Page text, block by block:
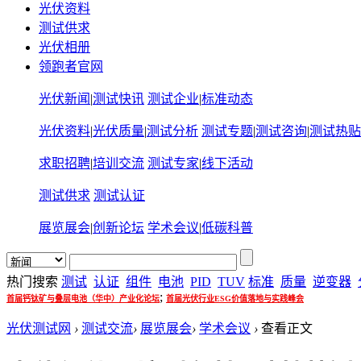
光伏资料
测试供求
光伏相册
领跑者官网
光伏新闻 |测试快讯 测试企业|标准动态
光伏资料|光伏质量|测试分析 测试专题|测试咨询|测试热贴
求职招聘|培训交流 测试专家|线下活动
测试供求 测试认证
展览展会|创新论坛 学术会议|低碳科普
热门搜索 测试 认证 组件 电池 PID TUV 标准 质量 逆变器
首届钙钛矿与叠层电池（华中）产业化论坛; 首届光伏行业ESG价值落地与实践峰会
光伏测试网 › 测试交流› 展览展会› 学术会议 › 查看正文